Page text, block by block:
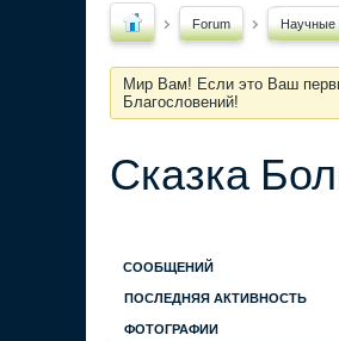
Forum Научные
Мир Вам! Если это Ваш
Благословений!
Сказка
СООБЩЕНИЙ
ПОСЛЕДНЯЯ АКТИВНОСТЬ
ФОТОГРАФИИ